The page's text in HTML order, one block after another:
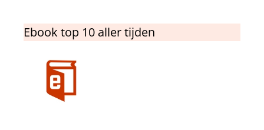
Ebook top 10 aller tijden